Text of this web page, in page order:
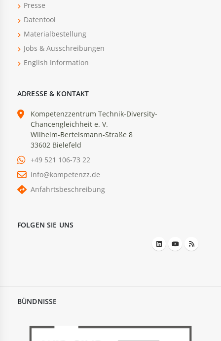
Presse
Datentool
Materialbestellung
Jobs & Ausschreibungen
English Information
ADRESSE & KONTAKT
Kompetenzzentrum Technik-Diversity-
Chancengleichheit e. V.
Wilhelm-Bertelsmann-Straße 8
33602 Bielefeld
+49 521 106-73 22
info@kompetenzz.de
Anfahrtsbeschreibung
FOLGEN SIE UNS
BÜNDNISSE